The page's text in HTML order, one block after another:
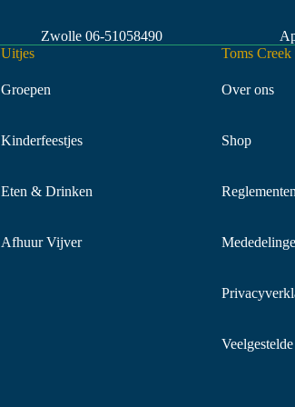
Zwolle06-51058490
Uitjes
Groepen
Kinderfeestjes
Eten & Drinken
Afhuur Vijver
Toms Creek
Over ons
Shop
Reglementen